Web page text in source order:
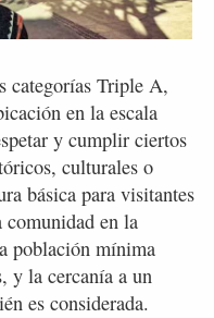
categorías Triple A,
en la escala
y cumplir ciertos
culturales o
básica para visitantes
en la
población mínima
y la cercanía a un
es considerada.